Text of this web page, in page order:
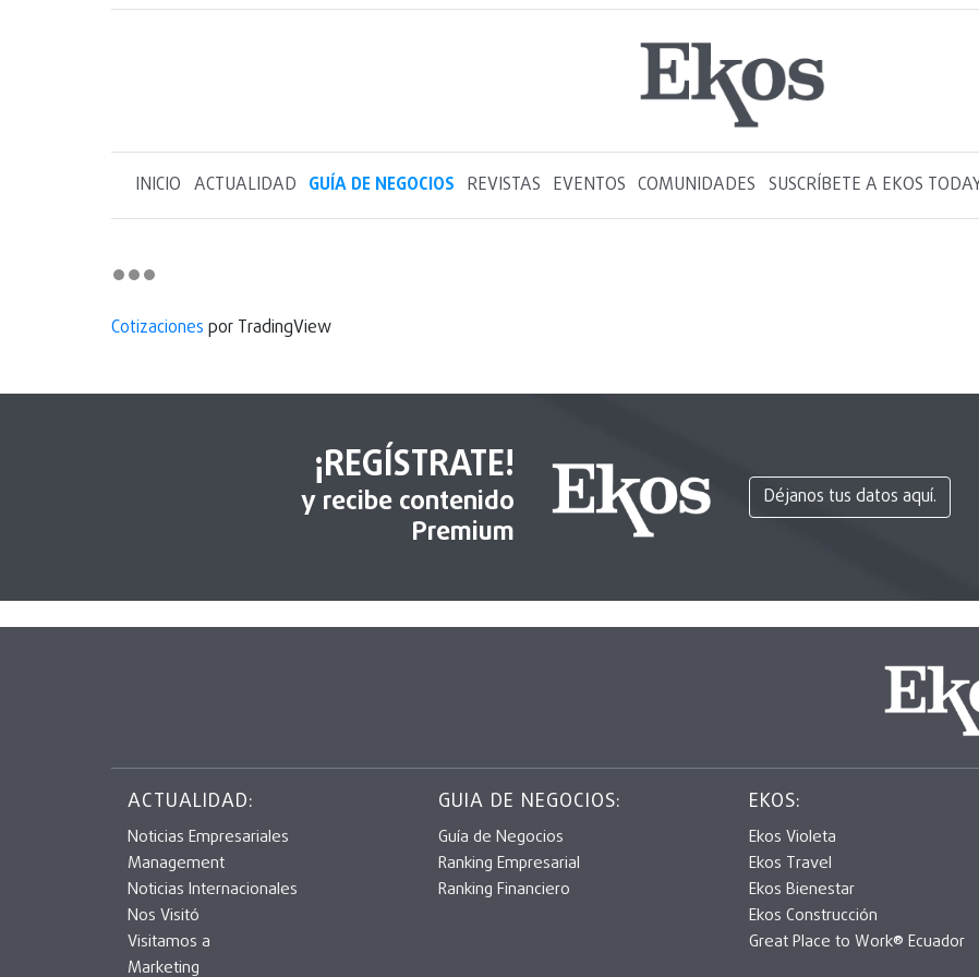
INICIO ACTUALIDAD GUÍA DE NEGOCIOS REVISTAS EVENTOS COMUNIDADES SUSCRÍBETE A EKOS
Cotizaciones por TradingView
¡REGÍSTRATE!
y recibe contenido
Premium
Déjanos tus datos aquí.
ACTUALIDAD:
Noticias Empresariales
Management
Noticias Internacionales
Nos Visitó
Visitamos a
Marketing
GUIA DE NEGOCIOS:
Guía de Negocios
Ranking Empresarial
Ranking Financiero
EKOS:
Ekos Violeta
Ekos Travel
Ekos Bienestar
Ekos Construcción
Great Place to Work® Ecuador